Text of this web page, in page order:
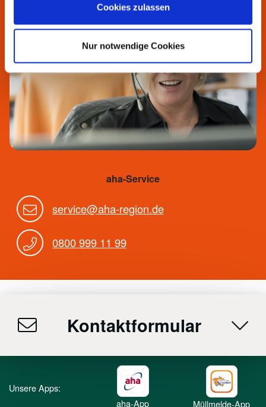
Cookies zulassen
Nur notwendige Cookies
aha-Service
service@aha-region.de
0800 999 11 99
Kontaktformular
Unsere Apps:
aha-App
Müllmelde-App